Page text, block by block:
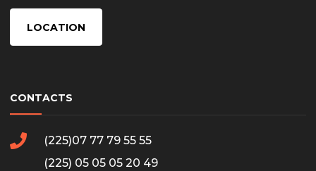
LOCATION
CONTACTS
(225)07 77 79 55 55
(225) 05 05 05 20 49